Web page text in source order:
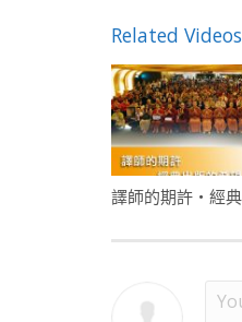
Related Videos